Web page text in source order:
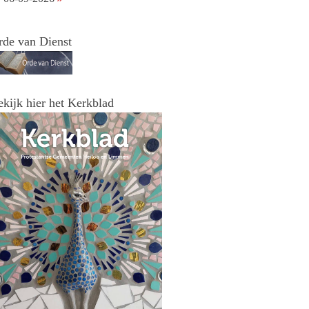
van Dienst
hier het Kerkblad